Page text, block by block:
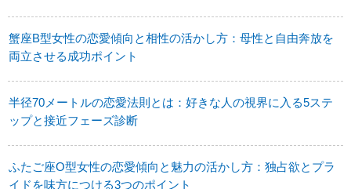
蟹座B型女性の恋愛傾向と相性の活かし方：母性と自由奔放を
両立させる成功ポイント
半径70メートルの恋愛法則とは：好きな人の視界に入る5ステ
ップと接近フェーズ診断
ふたご座O型女性の恋愛傾向と魅力の活かし方：独占欲とプラ
イドを味方につける3つのポイント